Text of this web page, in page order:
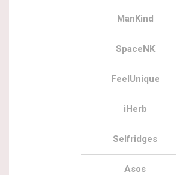
ManKind
SpaceNK
FeelUnique
iHerb
Selfridges
Asos